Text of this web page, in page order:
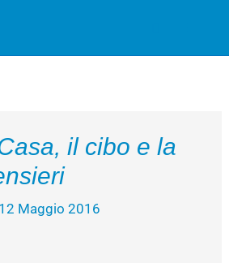
il cibo e la
12 Maggio 2016